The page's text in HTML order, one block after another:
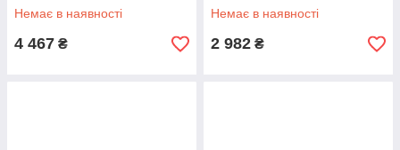
Немає в наявності
4 467 ₴
Немає в наявності
2 982 ₴